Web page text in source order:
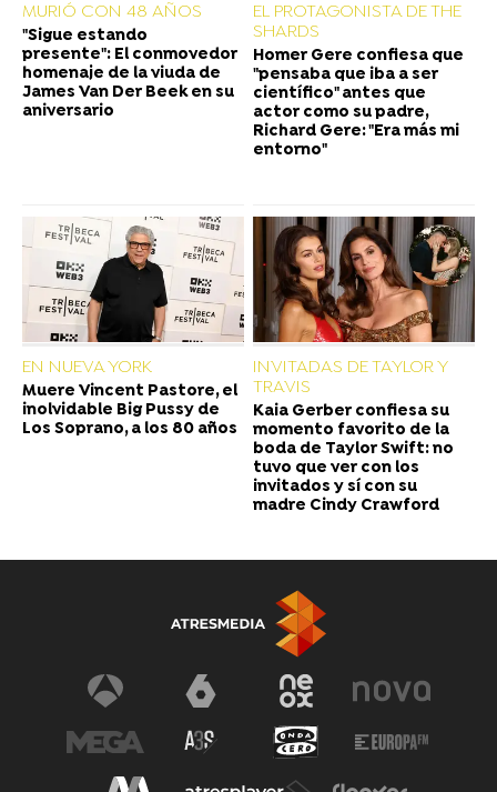
MURIÓ CON 48 AÑOS
"Sigue estando
presente": El conmovedor
homenaje de la viuda de
James Van Der Beek en su
aniversario
EL PROTAGONISTA DE THE
SHARDS
Homer Gere confiesa que
"pensaba que iba a ser
científico" antes que
actor como su padre,
Richard Gere: "Era más mi
entorno"
EN NUEVA YORK
Muere Vincent Pastore, el
inolvidable Big Pussy de
Los Soprano, a los 80 años
INVITADAS DE TAYLOR Y
TRAVIS
Kaia Gerber confiesa su
momento favorito de la
boda de Taylor Swift: no
tuvo que ver con los
invitados y sí con su
madre Cindy Crawford